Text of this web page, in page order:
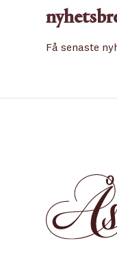
Få senaste